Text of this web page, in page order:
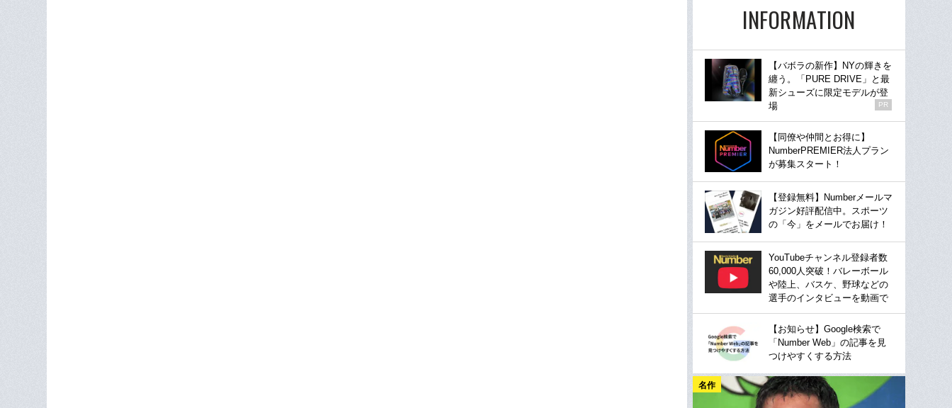
INFORMATION
【バボラの新作】NYの輝きを
纏う。「PURE DRIVE」と最
新シューズに限定モデルが登
場
PR
【同僚や仲間とお得に】
NumberPREMIER法人プラン
が募集スタート！
【登録無料】Numberメールマ
ガジン好評配信中。スポーツ
の「今」をメールでお届け！
YouTubeチャンネル登録者数
60,000人突破！バレーボール
や陸上、バスケ、野球などの
選手のインタビューを動画で
【お知らせ】Google検索で
「Number Web」の記事を見
つけやすくする方法
名作